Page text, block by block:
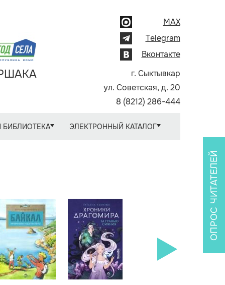
MAX
Telegram
Вконтакте
г. Сыктывкар
ул. Советская, д. 20
8 (8212) 286-444
БИБЛИОТЕКА ЭЛЕКТРОННЫЙ КАТАЛОГ
ОПРОС ЧИТАТЕЛЕЙ